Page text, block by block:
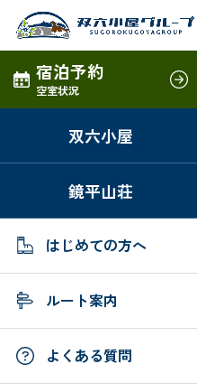
双六小屋
黒部五郎小舎
鏡平山荘
わさび平小屋
お知らせ
山岳写真家 小池 潜
宿泊予約
空室状況
双六小屋
鏡平山荘
はじめての方へ
ルート案内
よくある質問